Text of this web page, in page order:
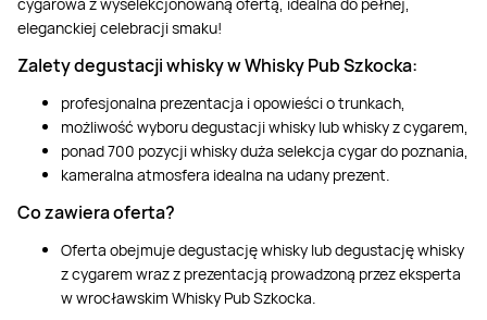
eleganckiej celebracji smaku!
Zalety degustacji whisky w Whisky Pub Szkocka:
profesjonalna prezentacja i opowieści o trunkach,
możliwość wyboru degustacji whisky lub whisky z cygarem,
ponad 700 pozycji whisky duża selekcja cygar do poznania,
kameralna atmosfera idealna na udany prezent.
Co zawiera oferta?
Oferta obejmuje degustację whisky lub degustację whisky
z cygarem wraz z prezentacją prowadzoną przez eksperta
w wrocławskim Whisky Pub Szkocka.